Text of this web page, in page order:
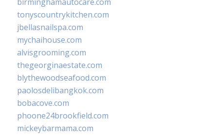
tonyscountrykitchen.com
jbellasnailspa.com
mychaihouse.com
alvisgrooming.com
thegeorginaestate.com
blythewoodseafood.com
paolosdelibangkok.com
bobacove.com
phoone24brookfield.com
mickeybarmama.com